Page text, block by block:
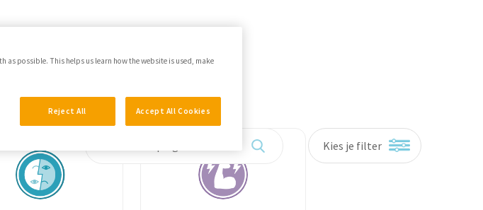
Kies je filter
as possible. This helps us learn how the website is used, make
Reject All Accept All Cookies